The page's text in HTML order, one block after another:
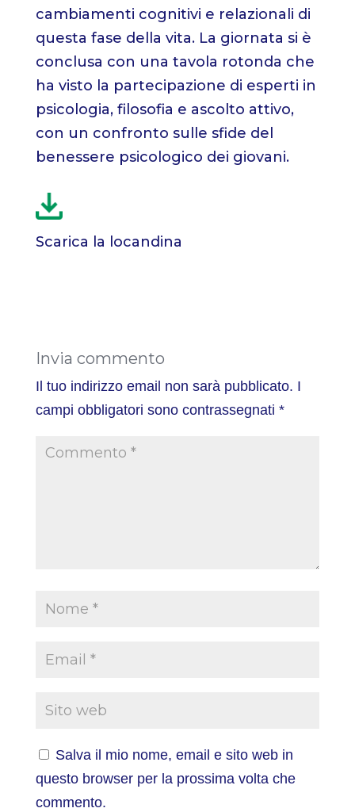
cambiamenti cognitivi e relazionali di
questa fase della vita. La giornata si è
conclusa con una tavola rotonda che
ha visto la partecipazione di esperti in
psicologia, filosofia e ascolto attivo,
con un confronto sulle sfide del
benessere psicologico dei giovani.
Scarica la locandina
Invia commento
Il tuo indirizzo email non sarà pubblicato. I
campi obbligatori sono contrassegnati *
Salva il mio nome, email e sito web in
questo browser per la prossima volta che
commento.